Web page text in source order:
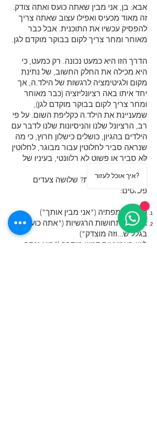
אבא: בן, אני מבין שאתה כועס ואתה צודק.
זה מאוד מכעיס ואפילו עצוב שאתה צריך
להפסיק עכשיו את התוכנית. אבל כבר
מאוחר ומחר צריך לקום בבוקר מוקדם לגן.
הדרך הזו היא כמעט נכונה. רק כמעט, כי
היא מכילה את החלק החשוב, של נתינת
מקום ולגיטימציה לרגשות של הילד.ה, אך
יחד איתו באה רציונליזציה (כבר מאוחר
ומחר צריך לקום בבוקר מוקדם לגן),
שמעניינת את הילד.ה כקליפת השום. על פי
רב, הרציונל שלנו והניסיונות שלנו לדבר עם
הילדים בהגיון, כושלים כישלון חרוץ, כי מה
שנראה סביר לחלוטין עבור מבוגר, לחלוטין
לא סביר או פשוט לא רלוונטי, בעיניו של
אז מה כן נכון לעשות? שלושה צעדים
פשוטים:
הבעת אמפתיה ("אני מבין אותך")
אישור התחושות הרגשיות ("אתה כועס
בגלל ש...וזה מוצדק")
ליווי באמצעות דמיון מודרך ("בוא ננסה
איך אוכל לעזור?